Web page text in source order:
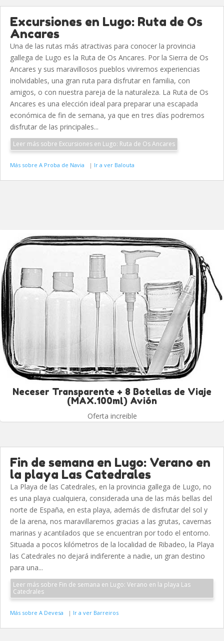
Excursiones en Lugo: Ruta de Os
Ancares
Una de las rutas más atractivas para conocer la provincia
gallega de Lugo es la Ruta de Os Ancares. Por la Sierra de Os
Ancares y sus maravillosos pueblos viviremos experiencias
inolvidables, una gran ruta para disfrutar en familia, con
amigos, o con nuestra pareja de la naturaleza. La Ruta de Os
Ancares es una elección ideal para preparar una escapada
económica de fin de semana, ya que en tres días podremos
disfrutar de las principales...
Leer más sobre Excursiones en Lugo: Ruta de Os Ancares
Más sobre A Proba de Navia | Ir a ver Balouta
Neceser Transparente + 8 Botellas de Viaje
(MAX.100ml) Avión
Oferta increible
Fin de semana en Lugo: Verano en
la playa Las Catedrales
La Playa de las Catedrales, en la provincia gallega de Lugo, no
es una playa cualquiera, considerada una de las más bellas del
norte de España, en esta playa, además de disfrutar del sol y
de la arena, nos maravillaremos gracias a las grutas, cavernas
marinas y acantilados que se encuentran por todo el entorno.
Situada a pocos kilómetros de la localidad de Ribadeo, la Playa
las Catedrales no dejará indiferente a nadie, un gran destino
para una...
Leer más sobre Fin de semana en Lugo: Verano en la playa Las
Catedrales
Más sobre A Devesa | Ir a ver Barreiros